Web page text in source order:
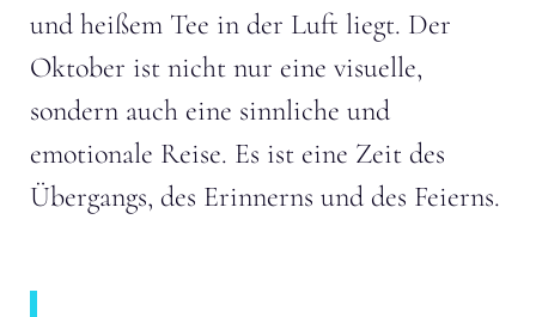
und heißem Tee in der Luft liegt. Der
Oktober ist nicht nur eine visuelle,
sondern auch eine sinnliche und
emotionale Reise. Es ist eine Zeit des
Übergangs, des Erinnerns und des Feierns.